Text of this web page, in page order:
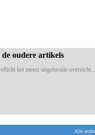
oudere artikels
het meest uitgebreide overzicht...
Alle